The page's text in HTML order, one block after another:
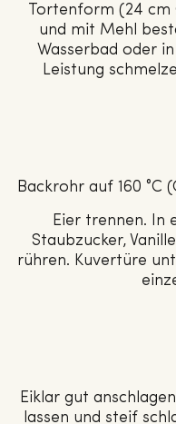
Tortenform (24 cm
und mit Mehl
Wasserbad oder
Leistung
Backrohr auf 160
Eier trennen. In
Staubzucker,
rühren. Kuvertüre
Eiklar gut
lassen und steif